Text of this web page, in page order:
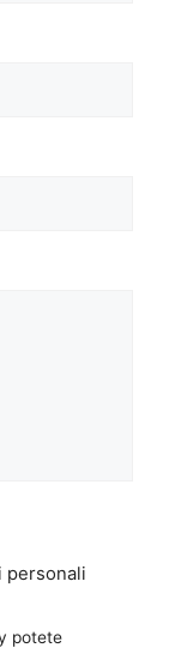
personali
potete